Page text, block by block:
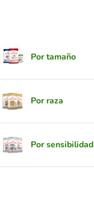
Por tamaño
Por raza
Por sensibilidad